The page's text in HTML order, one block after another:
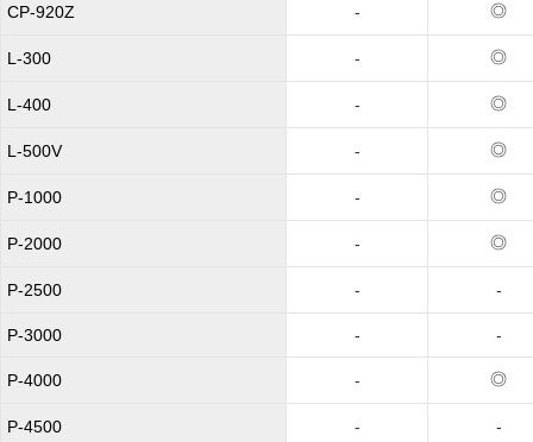
CP-920Z - ◎
L-300 - ◎
L-400 - ◎
L-500V - ◎
P-1000 - ◎
P-2000 - ◎
P-2500 - -
P-3000 - -
P-4000 - ◎
P-4500 - -